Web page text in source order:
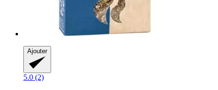
Ajouter
5.0 (2)